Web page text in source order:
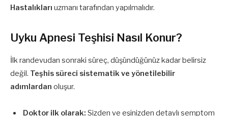
Hastalıkları uzmanı tarafından yapılmalıdır.
Uyku Apnesi Teşhisi Nasıl Konur?
İlk randevudan sonraki süreç, düşündüğünüz kadar belirsiz
değil. Teşhis süreci sistematik ve yönetilebilir
adımlardan oluşur.
Doktor ilk olarak: Sizden ve eşinizden detaylı semptom